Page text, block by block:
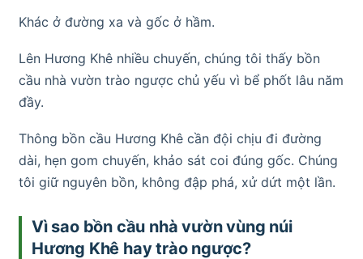
Khác ở đường xa và gốc ở hầm.
Lên Hương Khê nhiều chuyến, chúng tôi thấy bồn
cầu nhà vườn trào ngược chủ yếu vì bể phốt lâu năm
đầy.
Thông bồn cầu Hương Khê cần đội chịu đi đường
dài, hẹn gom chuyến, khảo sát coi đúng gốc. Chúng
tôi giữ nguyên bồn, không đập phá, xử dứt một lần.
Vì sao bồn cầu nhà vườn vùng núi
Hương Khê hay trào ngược?